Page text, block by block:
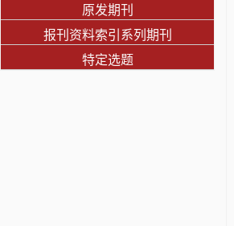
原发期刊
报刊资料索引系列期刊
特定选题